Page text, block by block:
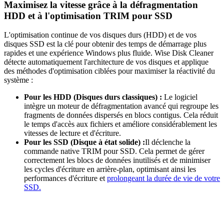
Maximisez la vitesse grâce à la défragmentation
HDD et à l'optimisation TRIM pour SSD
L'optimisation continue de vos disques durs (HDD) et de vos
disques SSD est la clé pour obtenir des temps de démarrage plus
rapides et une expérience Windows plus fluide. Wise Disk Cleaner
détecte automatiquement l'architecture de vos disques et applique
des méthodes d'optimisation ciblées pour maximiser la réactivité du
système :
Pour les HDD (Disques durs classiques) : Le logiciel
intègre un moteur de défragmentation avancé qui regroupe les
fragments de données dispersés en blocs contigus. Cela réduit
le temps d'accès aux fichiers et améliore considérablement les
vitesses de lecture et d'écriture.
Pour les SSD (Disque à état solide) :Il déclenche la
commande native TRIM pour SSD. Cela permet de gérer
correctement les blocs de données inutilisés et de minimiser
les cycles d'écriture en arrière-plan, optimisant ainsi les
performances d'écriture etprolongeant la durée de vie de votre
SSD.